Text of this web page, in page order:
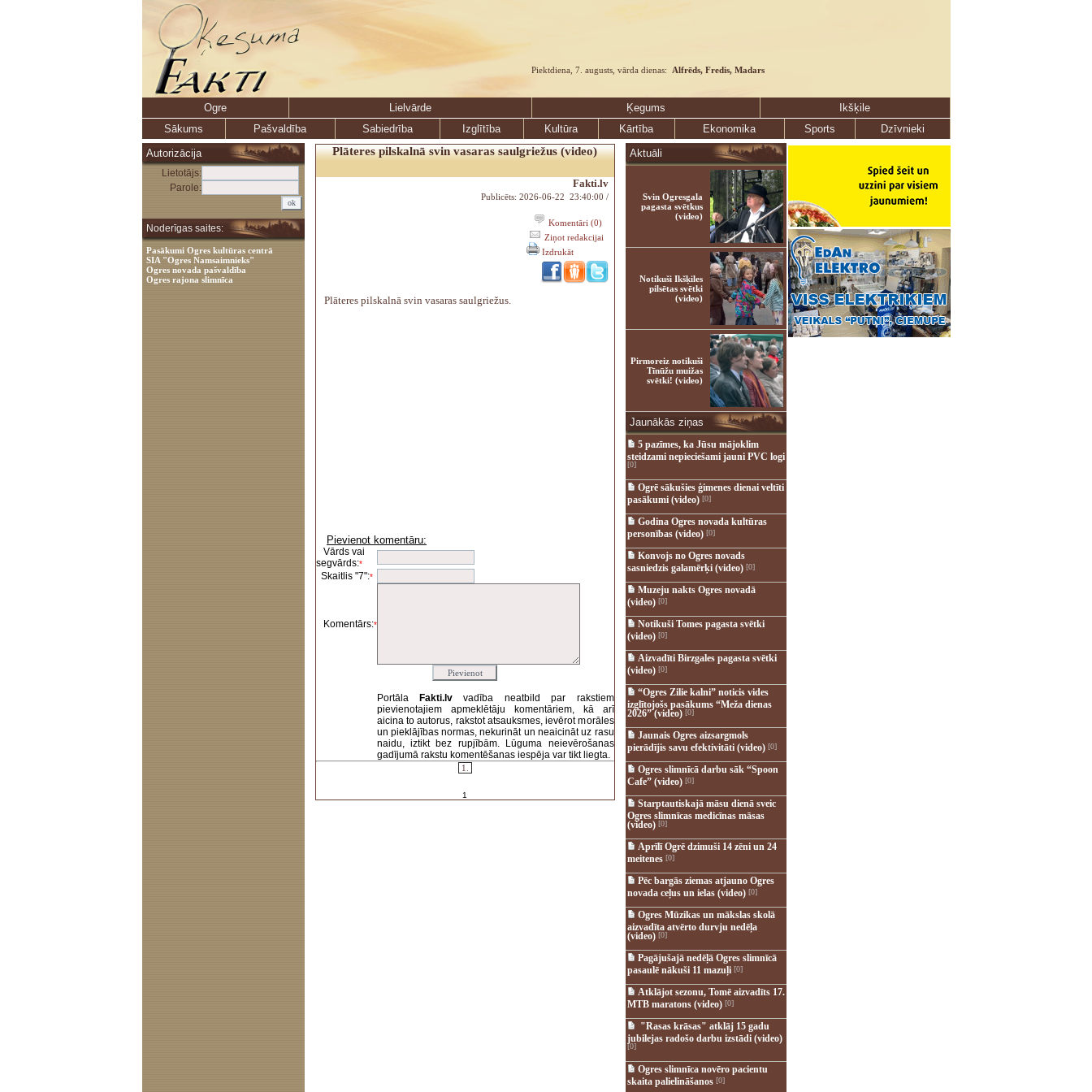
Piektdiena, 7. augusts, vārda dienas: Alfrēds, Fredis, Madars
Ogre Lielvārde Ķegums
Ikšķile
Sākums
Pašvaldība Sabiedrība Izglītība Kultūra Kārtība Ekonomika Sports
Dzīvnieki
Autorizācija
Lietotājs:
Parole:
Noderīgas saites:
Pasākumi Ogres kultūras centrā
SIA "Ogres Namsaimnieks"
Ogres novada pašvaldība
Ogres rajona slimnīca
Plāteres pilskalnā svin vasaras saulgriežus (video)
Fakti.lv
Publicēts: 2026-06-22 23:40:00 /
Komentāri (0)
Ziņot redakcijai
Izdrukāt
Plāteres pilskalnā svin vasaras saulgriežus.
Pievienot komentāru:
Vārds vai
segvārds:*
Skaitlis "7":*
Komentārs:*
Portāla Fakti.lvvadība neatbild par rakstiem
pievienotajiem apmeklētāju komentāriem, kā arī
aicina to autorus, rakstot atsauksmes, ievērot morāles
un pieklājības normas, nekurināt un neaicināt uz rasu
naidu, iztikt bez rupjībām. Lūguma neievērošanas
gadījumā rakstu komentēšanas iespēja var tikt liegta.
1.
1
Aktuāli
Svin Ogresgala
pagasta svētkus
(video)
Notikuši Ikšķiles
pilsētas svētki
(video)
Pirmoreiz notikuši
Tīnūžu muižas
svētki! (video)
Jaunākās ziņas
5 pazīmes, ka Jūsu mājoklim
steidzami nepieciešami jauni PVC logi
[0]
Ogrē sākušies ģimenes dienai veltīti
pasākumi (video)[0]
Godina Ogres novada kultūras
personības (video)[0]
Konvojs no Ogres novads
sasniedzis galamērķi (video)[0]
Muzeju nakts Ogres novadā
(video)[0]
Notikuši Tomes pagasta svētki
(video)[0]
Aizvadīti Birzgales pagasta svētki
(video)[0]
“Ogres Zilie kalni” noticis vides
izglītojošs pasākums “Meža dienas
2026” (video)[0]
Jaunais Ogres aizsargmols
pierādījis savu efektivitāti (video)[0]
Ogres slimnīcā darbu sāk “Spoon
Cafe” (video)[0]
Starptautiskajā māsu dienā sveic
Ogres slimnīcas medicīnas māsas
(video)[0]
Aprīlī Ogrē dzimuši 14 zēni un 24
meitenes [0]
Pēc bargās ziemas atjauno Ogres
novada ceļus un ielas (video)[0]
Ogres Mūzikas un mākslas skolā
aizvadīta atvērto durvju nedēļa
(video)[0]
Pagājušajā nedēļā Ogres slimnīcā
pasaulē nākuši 11 mazuļi[0]
Atklājot sezonu, Tomē aizvadīts 17.
MTB maratons (video)[0]
"Rasas krāsas" atklāj 15 gadu
jubilejas radošo darbu izstādi (video)
[0]
Ogres slimnīca novēro pacientu
skaita palielināšanos [0]